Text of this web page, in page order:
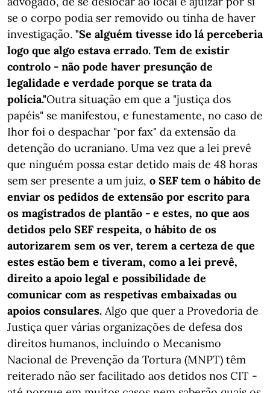
se o corpo podia ser removido ou tinha de haver
investigação. "Se alguém tivesse ido lá perceberia
logo que algo estava errado. Tem de existir
controlo - não pode haver presunção de
legalidade e verdade porque se trata da
polícia."Outra situação em que a "justiça dos
papéis" se manifestou, e funestamente, no caso de
Ihor foi o despachar "por fax" da extensão da
detenção do ucraniano. Uma vez que a lei prevê
que ninguém possa estar detido mais de 48 horas
sem ser presente a um juiz, o SEF tem o hábito de
enviar os pedidos de extensão por escrito para
os magistrados de plantão - e estes, no que aos
detidos pelo SEF respeita, o hábito de os
autorizarem sem os ver, terem a certeza de que
estes estão bem e tiveram, como a lei prevê,
direito a apoio legal e possibilidade de
comunicar com as respetivas embaixadas ou
apoios consulares. Algo que quer a Provedoria de
Justiça quer várias organizações de defesa dos
direitos humanos, incluindo o Mecanismo
Nacional de Prevenção da Tortura (MNPT) têm
reiterado não ser facilitado aos detidos nos CIT -